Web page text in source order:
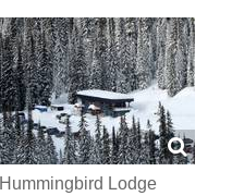
Hummingbird Lodge